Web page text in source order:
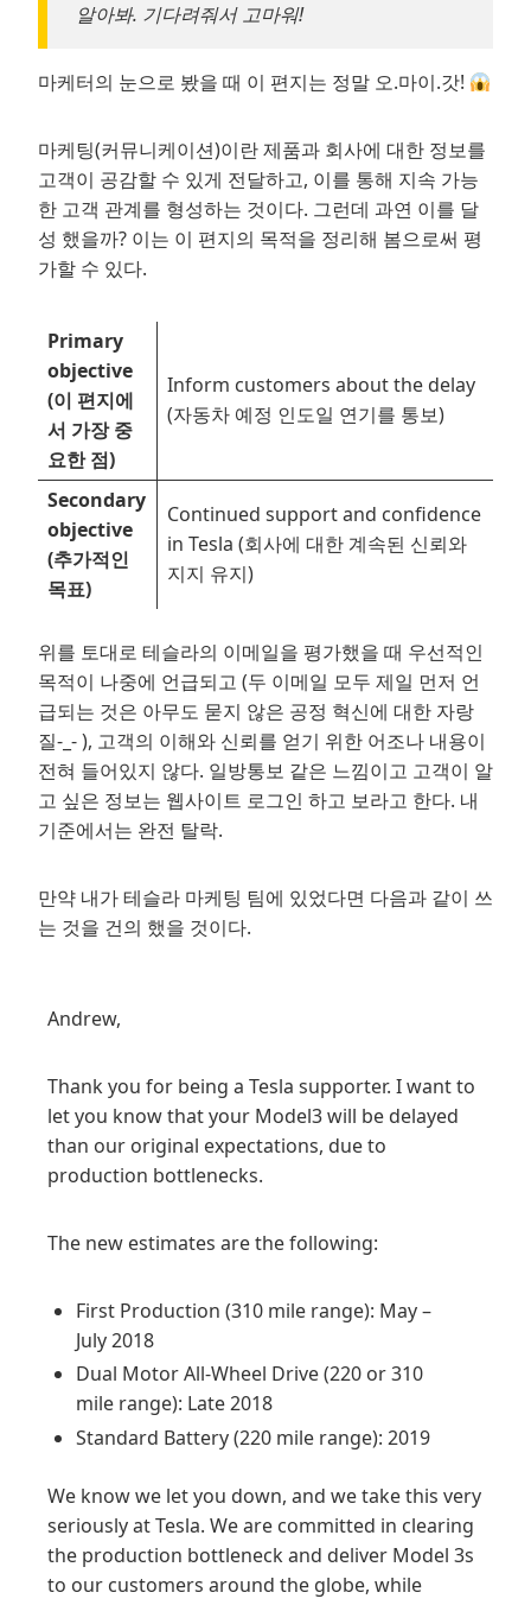
알아봐. 기다려줘서 고마워!
마케터의 눈으로 봤을 때 이 편지는 정말 오.마이.갓!
마케팅(커뮤니케이션)이란 제품과 회사에 대한 정보를
고객이 공감할 수 있게 전달하고, 이를 통해 지속 가능
한 고객 관계를 형성하는 것이다. 그런데 과연 이를 달
성 했을까? 이는 이 편지의 목적을 정리해 봄으로써 평
가할 수 있다.
Primary
objective
(이 편지에
서 가장 중
요한 점)
Inform customers about the delay
(자동차 예정 인도일 연기를 통보)
Secondary
objective
(추가적인
목표)
Continued support and confidence
in Tesla (회사에 대한 계속된 신뢰와
지지 유지)
위를 토대로 테슬라의 이메일을 평가했을 때 우선적인
목적이 나중에 언급되고 (두 이메일 모두 제일 먼저 언
급되는 것은 아무도 묻지 않은 공정 혁신에 대한 자랑
질-_- ), 고객의 이해와 신뢰를 얻기 위한 어조나 내용이
전혀 들어있지 않다. 일방통보 같은 느낌이고 고객이 알
고 싶은 정보는 웹사이트 로그인 하고 보라고 한다. 내
기준에서는 완전 탈락.
만약 내가 테슬라 마케팅 팀에 있었다면 다음과 같이 쓰
는 것을 건의 했을 것이다.
Andrew,
Thank you for being a Tesla supporter. I want to
let you know that your Model3 will be delayed
than our original expectations, due to
production bottlenecks.
The new estimates are the following:
First Production (310 mile range): May –
July 2018
Dual Motor All-Wheel Drive (220 or 310
mile range): Late 2018
Standard Battery (220 mile range): 2019
We know we let you down, and we take this very
seriously at Tesla. We are committed in clearing
the production bottleneck and deliver Model 3s
to our customers around the globe, while